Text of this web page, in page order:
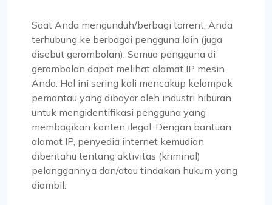
Saat Anda mengunduh/berbagi torrent, Anda
terhubung ke berbagai pengguna lain (juga
disebut gerombolan). Semua pengguna di
gerombolan dapat melihat alamat IP mesin
Anda. Hal ini sering kali mencakup kelompok
pemantau yang dibayar oleh industri hiburan
untuk mengidentifikasi pengguna yang
membagikan konten ilegal. Dengan bantuan
alamat IP, penyedia internet kemudian
diberitahu tentang aktivitas (kriminal)
pelanggannya dan/atau tindakan hukum yang
diambil.